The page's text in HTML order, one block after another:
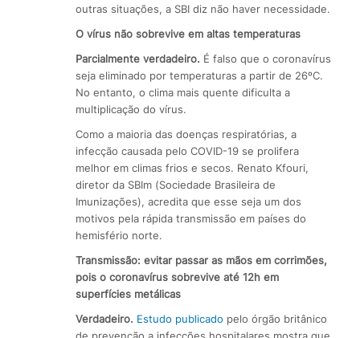
outras situações, a SBI diz não haver necessidade.
O vírus não sobrevive em altas temperaturas
Parcialmente verdadeiro. É falso que o coronavírus
seja eliminado por temperaturas a partir de 26ºC.
No entanto, o clima mais quente dificulta a
multiplicação do vírus.
Como a maioria das doenças respiratórias, a
infecção causada pelo COVID-19 se prolifera
melhor em climas frios e secos. Renato Kfouri,
diretor da SBIm (Sociedade Brasileira de
Imunizações), acredita que esse seja um dos
motivos pela rápida transmissão em países do
hemisfério norte.
Transmissão: evitar passar as mãos em corrimões,
pois o coronavírus sobrevive até 12h em
superfícies metálicas
Verdadeiro. Estudo publicado pelo órgão britânico